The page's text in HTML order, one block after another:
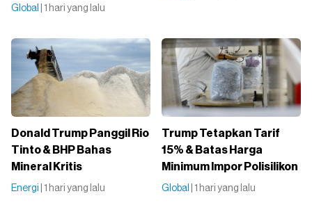
Global | 1 hari yang lalu
Donald Trump Panggil Rio
Tinto & BHP Bahas
Mineral Kritis
Energi | 1 hari yang lalu
Trump Tetapkan Tarif
15% & Batas Harga
Minimum Impor Polisilikon
Global | 1 hari yang lalu